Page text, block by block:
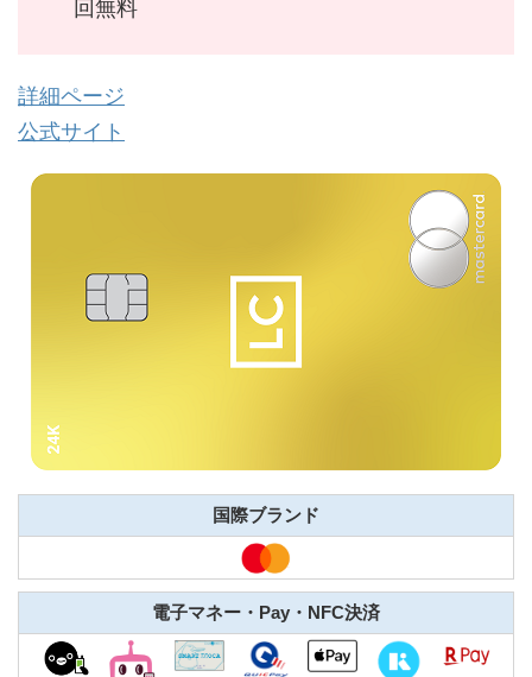
回無料
詳細ページ
公式サイト
国際ブランド
電子マネー・Pay・NFC決済